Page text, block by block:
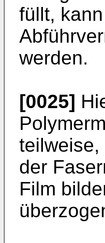
füllt,
werden.
[0025]
der
Film